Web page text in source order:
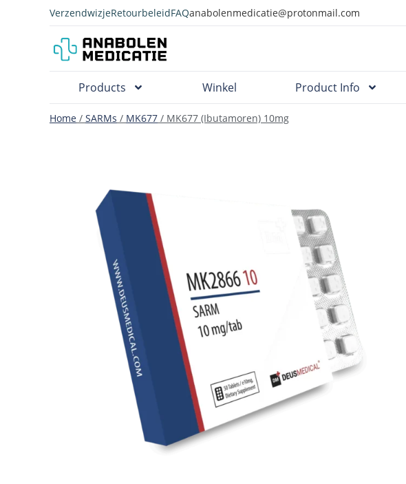
VerzendwizjeRetourbeleidFAQanabolenmedicatie@protonmail.com
Products Winkel Product Info
Home / SARMs / MK677 / MK677 (Ibutamoren) 10mg